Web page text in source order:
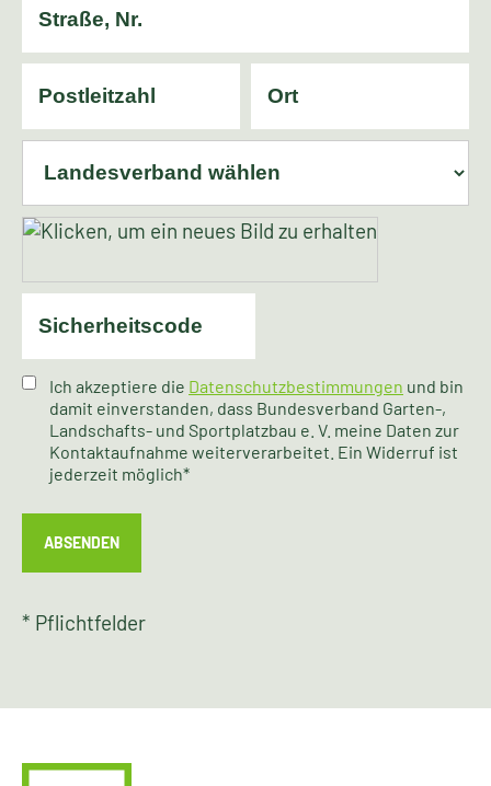
Ich akzeptiere die Datenschutzbestimmungen und bin
damit einverstanden, dass Bundesverband Garten-,
Landschafts- und Sportplatzbau e. V. meine Daten zur
Kontaktaufnahme weiterverarbeitet. Ein Widerruf ist
jederzeit möglich*
ABSENDEN
* Pflichtfelder